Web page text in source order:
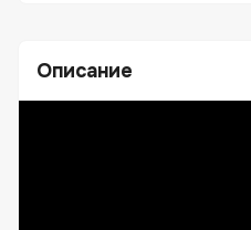
Описание